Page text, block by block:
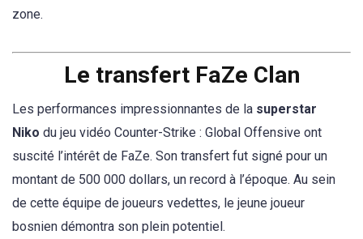
zone.
Le transfert FaZe Clan
Les performances impressionnantes de la superstar
Niko du jeu vidéo Counter-Strike : Global Offensive ont
suscité l’intérêt de FaZe. Son transfert fut signé pour un
montant de 500 000 dollars, un record à l’époque. Au sein
de cette équipe de joueurs vedettes, le jeune joueur
bosnien démontra son plein potentiel.